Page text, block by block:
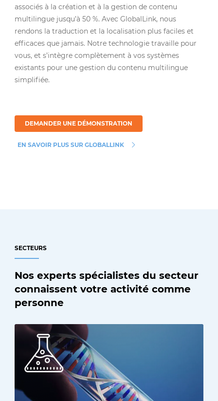
associés à la création et à la gestion de contenu
multilingue jusqu’à 50 %. Avec GlobalLink, nous
rendons la traduction et la localisation plus faciles et
efficaces que jamais. Notre technologie travaille pour
vous, et s’intègre complètement à vos systèmes
existants pour une gestion du contenu multilingue
simplifiée.
DEMANDER UNE DÉMONSTRATION
EN SAVOIR PLUS SUR GLOBALLINK
SECTEURS
Nos experts spécialistes du secteur
connaissent votre activité comme
personne